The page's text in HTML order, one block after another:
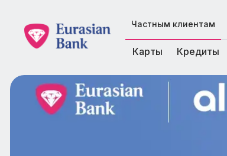
Частным клиентам
Карты Кредиты